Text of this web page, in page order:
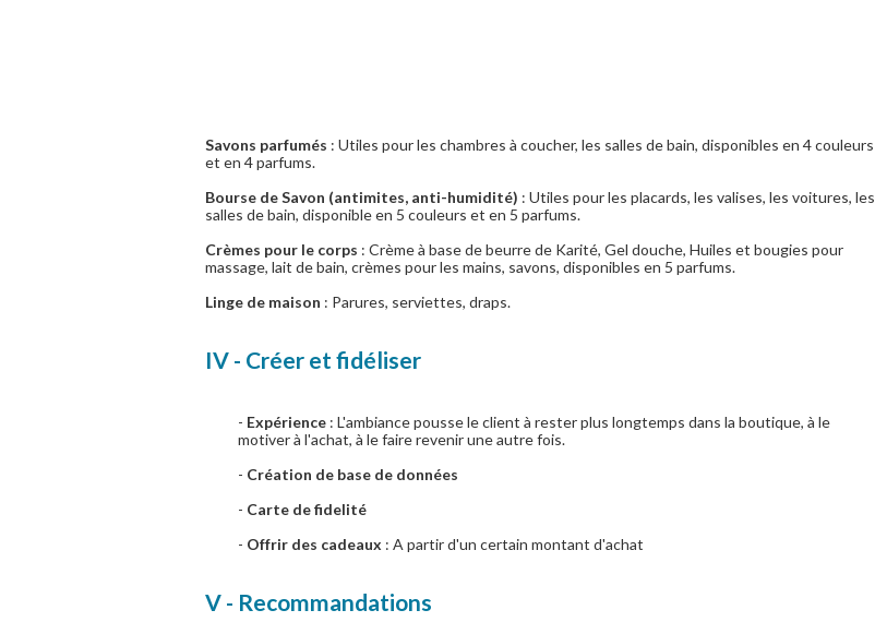
Savons parfumés : Utiles pour les chambres à coucher, les salles de bain, disponibles en 4 couleurs
et en 4 parfums.
Bourse de Savon (antimites, anti-humidité) : Utiles pour les placards, les valises, les voitures, les
salles de bain, disponible en 5 couleurs et en 5 parfums.
Crèmes pour le corps : Crème à base de beurre de Karité, Gel douche, Huiles et bougies pour
massage, lait de bain, crèmes pour les mains, savons, disponibles en 5 parfums.
Linge de maison : Parures, serviettes, draps.
IV - Créer et fidéliser
- Expérience : L'ambiance pousse le client à rester plus longtemps dans la boutique, à le
motiver à l'achat, à le faire revenir une autre fois.
- Création de base de données
- Carte de fidelité
- Offrir des cadeaux : A partir d'un certain montant d'achat
V - Recommandations